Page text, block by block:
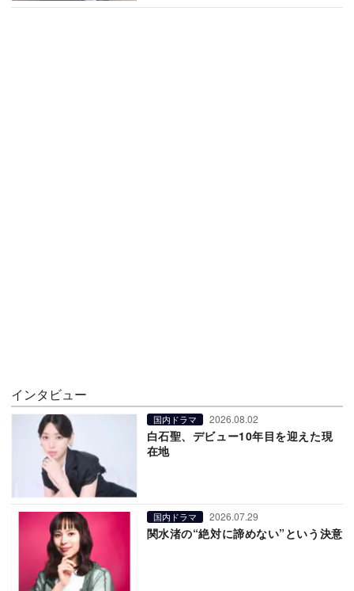
インタビュー
国内ドラマ 2026.08.02
白石聖、デビュー10年目を迎えた現
在地
国内ドラマ 2026.07.29
関水渚の“絶対に諦めない”という決意